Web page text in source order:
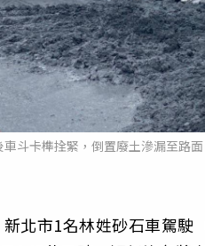
斗卡榫拴緊，倒置廢土滲漏至路
北市1名林姓砂石車駕